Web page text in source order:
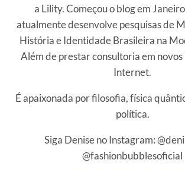
a Lility. Começou o blog em
atualmente desenvolve pesquisas de
História e Identidade Brasileira na
Além de prestar consultoria em novos
Internet.
É apaixonada por filosofia, física
política.
Siga Denise no Instagram:
@fashionbubblesoficial